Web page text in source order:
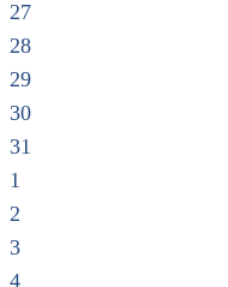
27
28
29
30
31
1
2
3
4